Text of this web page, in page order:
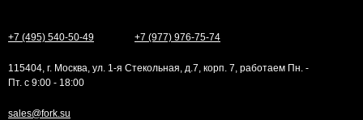
+7 (495) 540-50-49 +7 (977) 976-75-74
115404, г. Москва, ул. 1-я Стекольная, д.7, корп. 7, работаем Пн. -
Пт. с 9:00 - 18:00
sales@fork.su